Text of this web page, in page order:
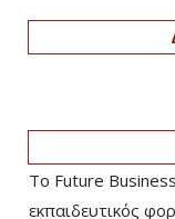
Το Future
εκπαιδευτικός